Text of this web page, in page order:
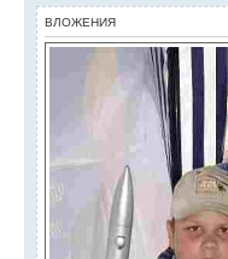
ВЛОЖЕНИЯ